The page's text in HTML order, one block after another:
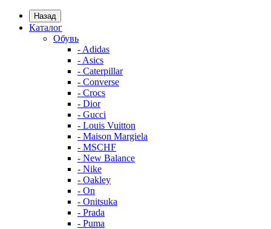
Назад
Каталог
Обувь
- Adidas
- Asics
- Caterpillar
- Converse
- Crocs
- Dior
- Gucci
- Louis Vuitton
- Maison Margiela
- MSCHF
- New Balance
- Nike
- Oakley
- On
- Onitsuka
- Prada
- Puma